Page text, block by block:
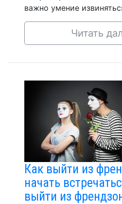
важно умение
Читать
Как выйти из
начать
выйти из